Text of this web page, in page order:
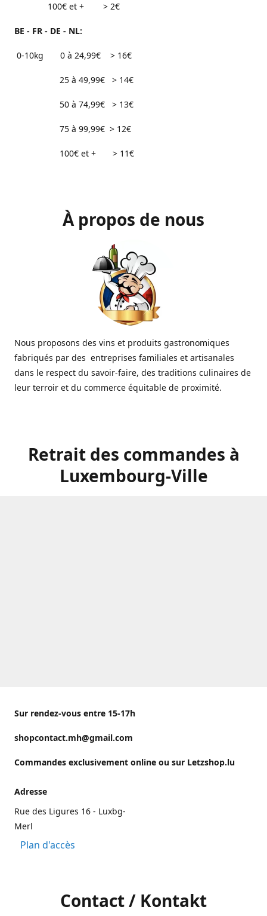
100€ et + > 2€
BE - FR - DE - NL:
0-10kg 0 à 24,99€ > 16€
25 à 49,99€ > 14€
50 à 74,99€ > 13€
75 à 99,99€ > 12€
100€ et + > 11€
À propos de nous
Nous proposons des vins et produits gastronomiques
fabriqués par des entreprises familiales et artisanales
dans le respect du savoir-faire, des traditions culinaires de
leur terroir et du commerce équitable de proximité.
Retrait des commandes à
Luxembourg-Ville
Sur rendez-vous entre 15-17h
shopcontact.mh@gmail.com
Commandes exclusivement online ou sur Letzshop.lu
Adresse
Rue des Ligures 16 - Luxbg-
Merl
Plan d'accès
Contact / Kontakt